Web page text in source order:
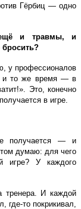
Гёрбиц — одно
и травмы, и
у профессионалов
и то же время — в
Это, конечно
в игре.
получается — и
думаю: для чего
игре? У каждого
тренера. И каждой
где-то покрикивал,